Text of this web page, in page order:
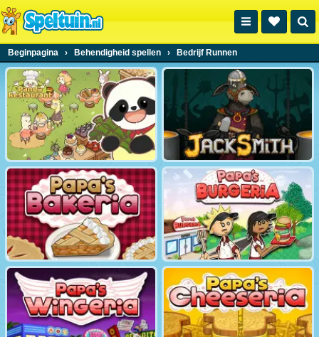
Beginpagina › Behendigheid spellen › Bedrijf Runnen